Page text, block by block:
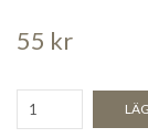
55 kr